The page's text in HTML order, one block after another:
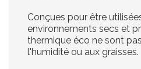
Conçues pour être
environnements secs et
thermique éco ne sont
l'humidité ou aux graisses.